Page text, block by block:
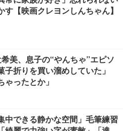
す【映画クレヨンしんちゃん】
美、息子の“やんちゃ”エピソ
子折りを買い溜めしていた」
ゃったとか」
中できる静かな空間」毛筆練習